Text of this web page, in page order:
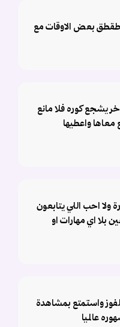
اطقطق بعض الاوقات مع
يشجع كوره فلا مانع
واعطيها
ولا احب اللي يتابعون
بلا اي مهارات او
واستمتع بمشاهدة
عالميا